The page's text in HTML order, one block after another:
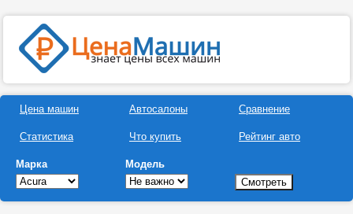
Цена машин
Статистика
Автосалоны
Что купить
Сравнение
Рейтинг авто
Марка Модель